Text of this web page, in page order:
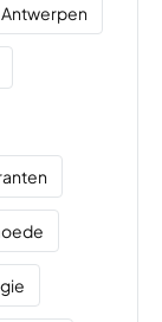
Antwerpen